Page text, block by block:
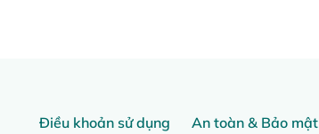
Điều khoản sử dụng An toàn & Bảo mật